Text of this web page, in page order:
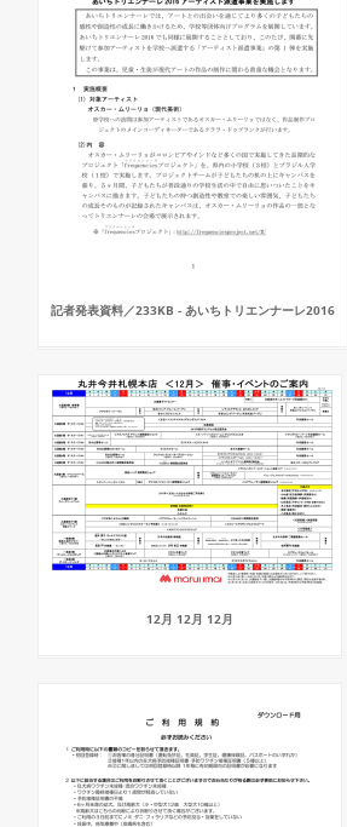
記者発表資料／233KB - あいちトリエンナーレ2016
12月 12月 12月